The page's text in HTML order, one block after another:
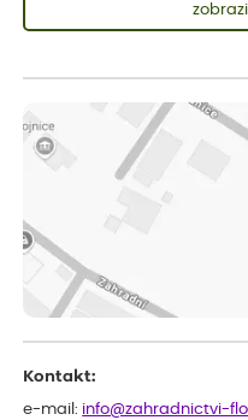
Měla jsem pouze
sazenicemi
Miroslava
Rostliny byly v
Doporučuji :).
my chybělo, bylo
Kontakt:
e-mail: info@zahradnictvi-